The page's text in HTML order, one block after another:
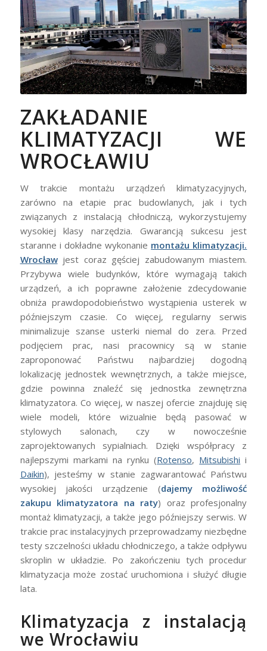
ZAKŁADANIE
KLIMATYZACJI WE
WROCŁAWIU
W trakcie montażu urządzeń klimatyzacyjnych,
zarówno na etapie prac budowlanych, jak i tych
związanych z instalacją chłodniczą, wykorzystujemy
wysokiej klasy narzędzia. Gwarancją sukcesu jest
staranne i dokładne wykonanie montażu klimatyzacji.
Wrocławjest coraz gęściej zabudowanym miastem.
Przybywa wiele budynków, które wymagają takich
urządzeń, a ich poprawne założenie zdecydowanie
obniża prawdopodobieństwo wystąpienia usterek w
późniejszym czasie. Co więcej, regularny serwis
minimalizuje szanse usterki niemal do zera. Przed
podjęciem prac, nasi pracownicy są w stanie
zaproponować Państwu najbardziej dogodną
lokalizację jednostek wewnętrznych, a także miejsce,
gdzie powinna znaleźć się jednostka zewnętrzna
klimatyzatora. Co więcej, w naszej ofercie znajduję się
wiele modeli, które wizualnie będą pasować w
stylowych salonach, czy w nowocześnie
zaprojektowanych sypialniach. Dzięki współpracy z
najlepszymi markami na rynku (Rotenso, Mitsubishi i
Daikin), jesteśmy w stanie zagwarantować Państwu
wysokiej jakości urządzenie (dajemy możliwość
zakupu klimatyzatora na raty) oraz profesjonalny
montaż klimatyzacji, a także jego późniejszy serwis. W
trakcie prac instalacyjnych przeprowadzamy niezbędne
testy szczelności układu chłodniczego, a także odpływu
skroplin w układzie. Po zakończeniu tych procedur
klimatyzacja może zostać uruchomiona i służyć długie
lata.
Klimatyzacja z instalacją
we Wrocławiu